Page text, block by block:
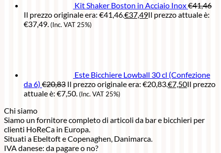
Kit Shaker Boston in Acciaio Inox€41,46
Il prezzo originale era: €41,46.€37,49Il prezzo attuale è:
€37,49.(Inc. VAT 25%)
Este Bicchiere Lowball 30 cl (Confezione
da 6) €20,83 Il prezzo originale era: €20,83.€7,50Il prezzo
attuale è: €7,50.(Inc. VAT 25%)
Chi siamo
Siamo un fornitore completo di articoli da bar e bicchieri per
clienti HoReCa in Europa.
Situati a Ebeltoft e Copenaghen, Danimarca.
IVA danese: da pagare o no?